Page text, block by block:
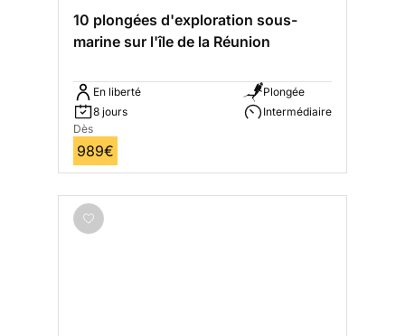
10 plongées d'exploration sous-
marine sur l'île de la Réunion
En liberté
8 jours
Plongée
Intermédiaire
Dès
989€